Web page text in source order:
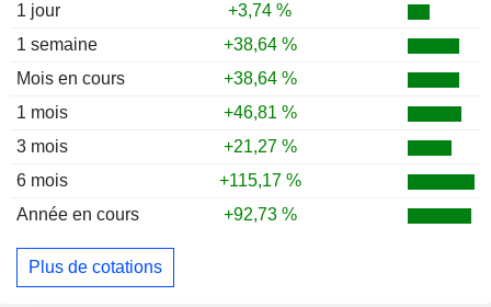
1 jour
+3,74 %
1 semaine
+38,64 %
Mois en cours
+38,64 %
1 mois
+46,81 %
3 mois
+21,27 %
6 mois
+115,17 %
Année en cours
+92,73 %
Plus de cotations